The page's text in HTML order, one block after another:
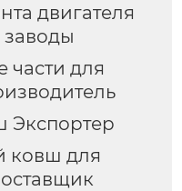
двигателя
заводы
части для
Экспортер
ковш для